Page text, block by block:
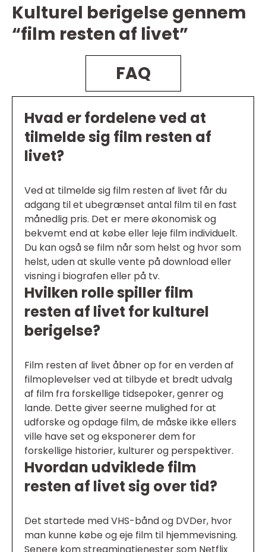
Kulturel berigelse gennem
“film resten af livet”
FAQ
Hvad er fordelene ved at
tilmelde sig film resten af
livet?
Ved at tilmelde sig film resten af livet får du
adgang til et ubegrænset antal film til en fast
månedlig pris. Det er mere økonomisk og
bekvemt end at købe eller leje film individuelt.
Du kan også se film når som helst og hvor som
helst, uden at skulle vente på download eller
visning i biografen eller på tv.
Hvilken rolle spiller film
resten af livet for kulturel
berigelse?
Film resten af livet åbner op for en verden af
filmoplevelser ved at tilbyde et bredt udvalg
af film fra forskellige tidsepoker, genrer og
lande. Dette giver seerne mulighed for at
udforske og opdage film, de måske ikke ellers
ville have set og eksponerer dem for
forskellige historier, kulturer og perspektiver.
Hvordan udviklede film
resten af livet sig over tid?
Det startede med VHS-bånd og DVDer, hvor
man kunne købe og eje film til hjemmevisning.
Senere kom streamingtjenester som Netflix